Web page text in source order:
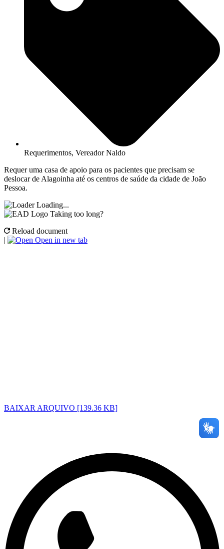
Requerimentos, Vereador Naldo
Requer uma casa de apoio para os pacientes que precisam se
deslocar de Alagoinha até os centros de saúde da cidade de João
Pessoa.
Loading...
Taking too long?
Reload document
|
Open in new tab
BAIXAR ARQUIVO [139.36 KB]